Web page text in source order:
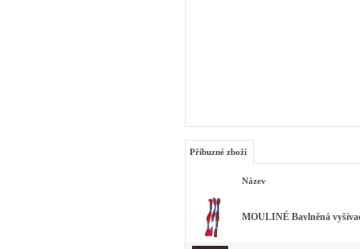
Příbuzné zboží
Název
MOULINÉ Bavlněná